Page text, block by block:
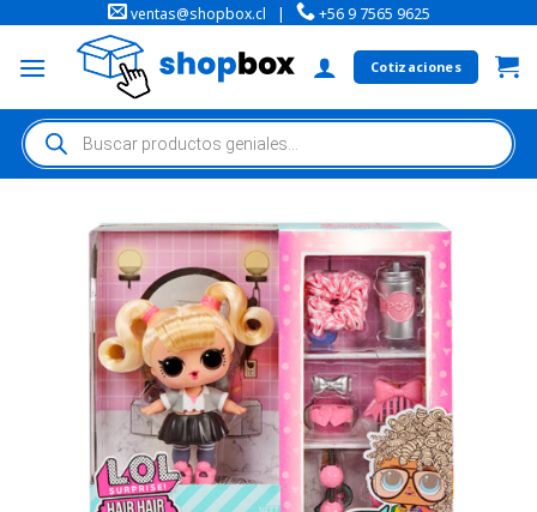
ventas@shopbox.cl | +56 9 7565 9625
Cotizaciones